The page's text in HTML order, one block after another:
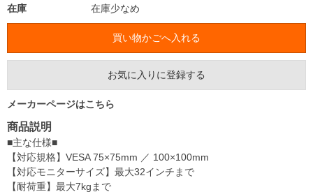
在庫
在庫少なめ
お気に入りに登録する
メーカーページはこちら
商品説明
■主な仕様■
【対応規格】VESA 75×75mm ／ 100×100mm
【対応モニターサイズ】最大32インチまで
【耐荷重】最大7kgまで